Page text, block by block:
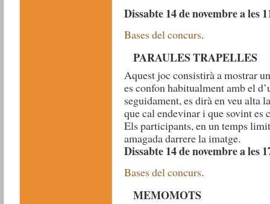
Dissabte 14 de novembre a les
Bases del concurs.
PARAULES TRAPELLES
Aquest joc consistirà a mostrar
es confon habitualment amb el
seguidament, es dirà en veu alta
que cal endevinar i que sovint es
Els participants, en un temps
amagada darrere la imatge.
Dissabte 14 de novembre a les
Bases del concurs.
MEMOMOTS